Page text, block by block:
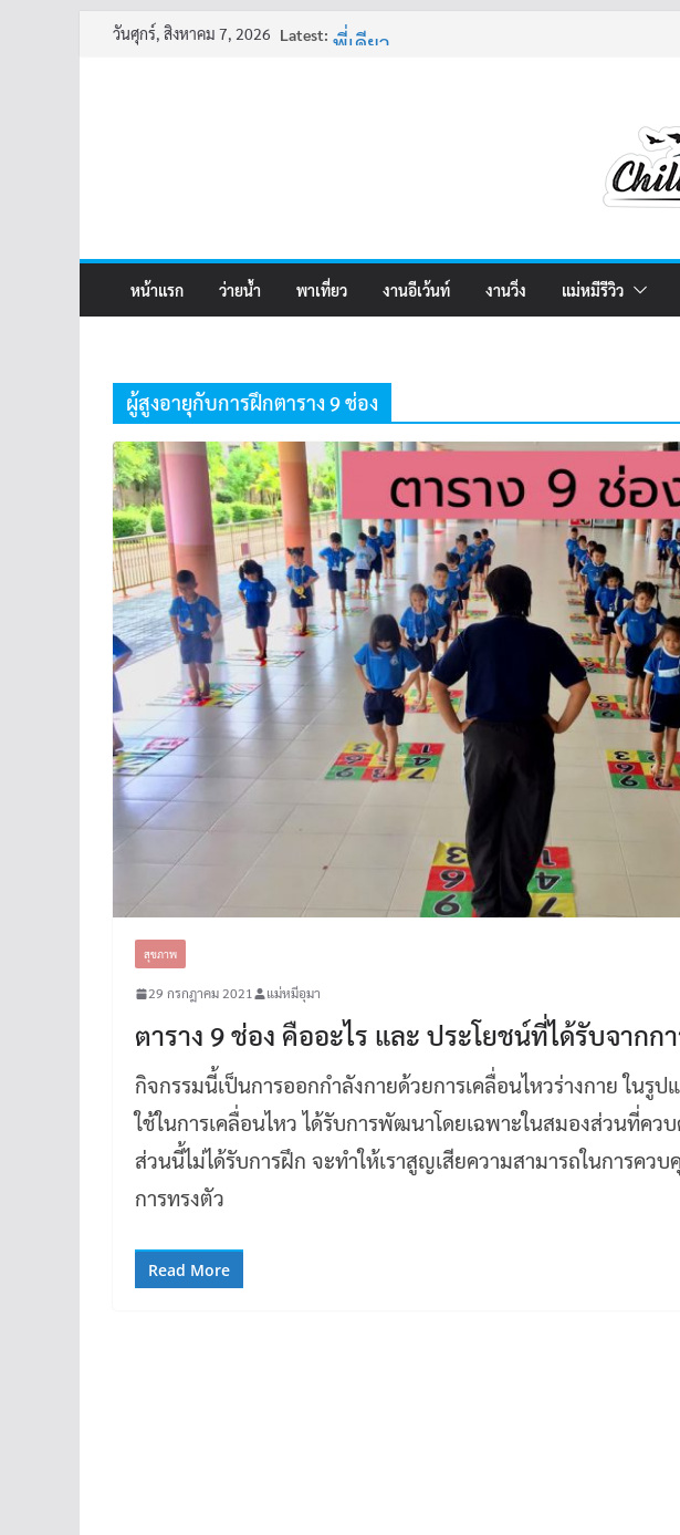
Skipวันศุกร์, สิงหาคม 7, 2026 Latest:
ครูเล่าผี มีอยู่ว่า 4
หน้าแรก ว่ายน้ำ พาเที่ยว งานอีเว้นท์ งานวิ่ง แม่หมีรีวิว
ผู้สูงอายุกับการฝึกตาราง 9 ช่อง
สุขภาพ
29 กรกฎาคม 2021 แม่หมีอุมา
ตาราง 9 ช่อง คืออะไร และ ประโยชน์ที่ได้รับจากก
กิจกรรมนี้เป็นการออกกำลังกายด้วยการเคลื่อนไหวร่างกาย ในรู
ใช้ในการเคลื่อนไหว ได้รับการพัฒนาโดยเฉพาะในสมองส่วนที่คว
ส่วนนี้ไม่ได้รับการฝึก จะทำให้เราสูญเสียความสามารถในการควบ
การทรงตัว
Read More